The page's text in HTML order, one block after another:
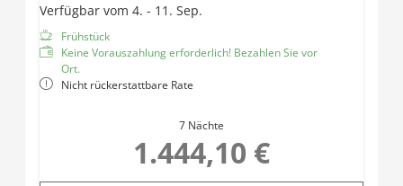
Balkon
Verfügbar vom 4. - 11. Sep.
Frühstück
Keine Vorauszahlung erforderlich! Bezahlen Sie vor
Ort.
Nicht rückerstattbare Rate
7 Nächte
1.444,10 €